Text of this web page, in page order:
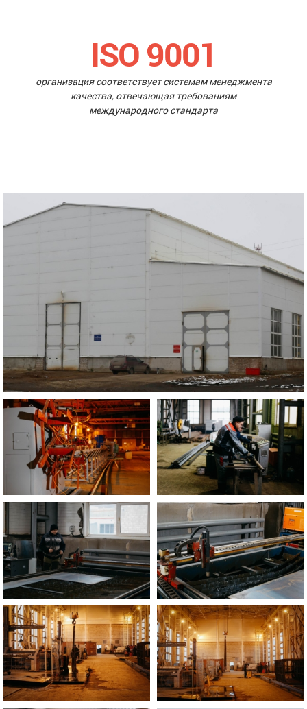
ISO 9001
организация соответствует системам менеджмента
качества, отвечающая требованиям
международного стандарта